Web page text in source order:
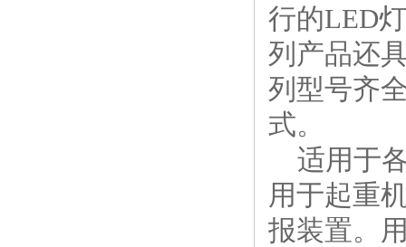
行的LED
列产品还
列型号齐
式。
适用于
用于起重
报装置。